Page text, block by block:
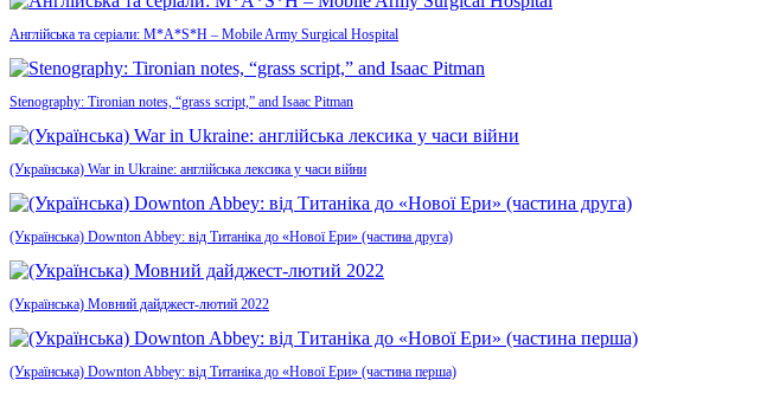
Англійська та серіали: M*A*S*H – Mobile Army Surgical Hospital
Stenography: Tironian notes, “grass script,” and Isaac Pitman
(Українська) War in Ukraine: англійська лексика у часи війни
(Українська) Downton Abbey: від Титаніка до «Нової Ери» (частина друга)
(Українська) Мовний дайджест-лютий 2022
(Українська) Downton Abbey: від Титаніка до «Нової Ери» (частина перша)